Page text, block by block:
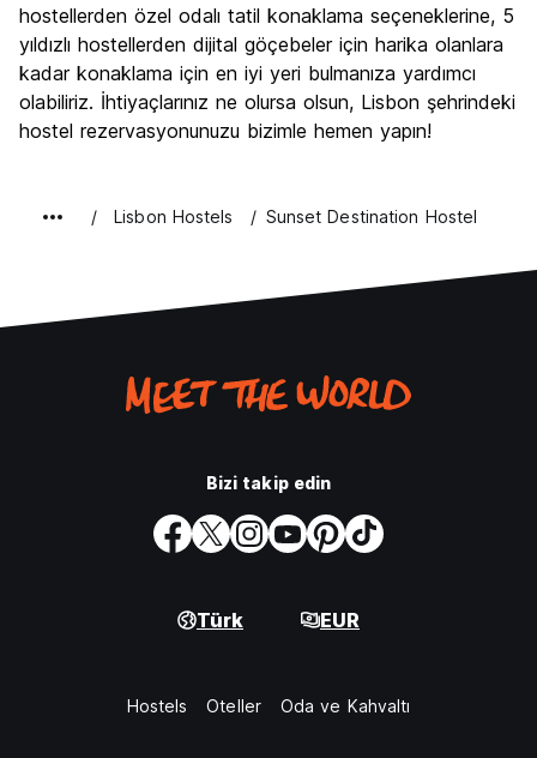
hostellerden özel odalı tatil konaklama seçeneklerine, 5
yıldızlı hostellerden dijital göçebeler için harika olanlara
kadar konaklama için en iyi yeri bulmanıza yardımcı
olabiliriz. İhtiyaçlarınız ne olursa olsun, Lisbon şehrindeki
hostel rezervasyonunuzu bizimle hemen yapın!
Lisbon Hostels Sunset Destination Hostel
Bizi takip edin
Türk EUR
Hostels Oteller Oda ve Kahvaltı